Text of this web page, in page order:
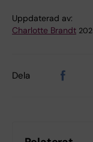
Uppdaterad av:
Charlotte Brandt
Dela